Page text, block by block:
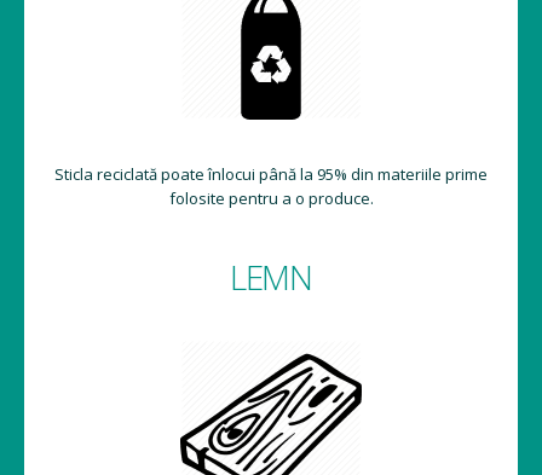
Sticla reciclată poate înlocui până la 95% din materiile prime
folosite pentru a o produce.
LEMN